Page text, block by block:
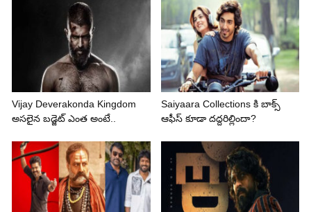
Vijay Deverakonda Kingdom
అసలైన బడ్జెట్ ఎంత అంటే..
Saiyaara Collections కి బాక్స్
ఆఫీస్ కూడా దద్దరిల్లిందా?